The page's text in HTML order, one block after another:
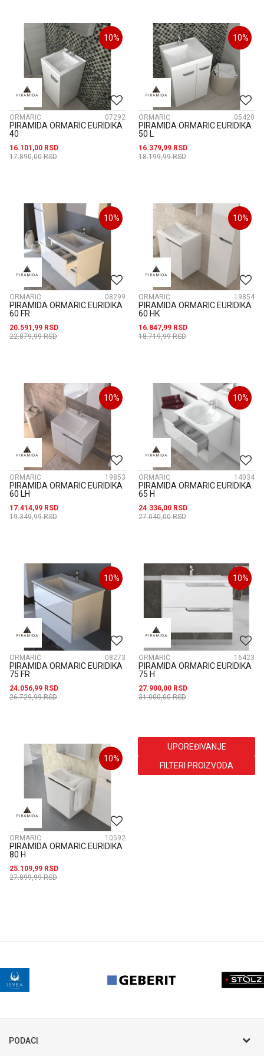
10%
ORMARIĆ 07292
PIRAMIDA ORMARIC EURIDIKA
40
16.101,00 RSD
17.890,00RSD
10%
ORMARIĆ 05420
PIRAMIDA ORMARIC EURIDIKA
50 L
16.379,99 RSD
18.199,99RSD
10%
ORMARIĆ 08299
PIRAMIDA ORMARIC EURIDIKA
60 FR
20.591,99 RSD
22.879,99RSD
10%
ORMARIĆ 19854
PIRAMIDA ORMARIC EURIDIKA
60 HK
16.847,99 RSD
18.719,99RSD
10%
ORMARIĆ 19853
PIRAMIDA ORMARIC EURIDIKA
60 LH
17.414,99 RSD
19.349,99RSD
10%
ORMARIĆ 14034
PIRAMIDA ORMARIC EURIDIKA
65 H
24.336,00 RSD
27.040,00RSD
10%
ORMARIĆ 08273
PIRAMIDA ORMARIC EURIDIKA
75 FR
24.056,99 RSD
26.729,99RSD
10%
ORMARIĆ 16423
PIRAMIDA ORMARIC EURIDIKA
75 H
27.900,00 RSD
31.000,00RSD
10%
ORMARIĆ 10592
PIRAMIDA ORMARIC EURIDIKA
80 H
25.109,99 RSD
27.899,99RSD
UPOREĐIVANJE
FILTERI PROIZVODA
PODACI